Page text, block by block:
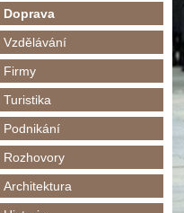
Doprava
Vzdělávání
Firmy
Turistika
Podnikání
Rozhovory
Architektura